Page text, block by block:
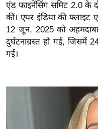
खे
ल
क्रि
के
एंड फाइनेंसिंग समिट 2.0 के
कीं। एयर इंडिया की
12 जून, 2025 को
दुर्घटनाग्रस्त हो गई, जिसमें
गई।